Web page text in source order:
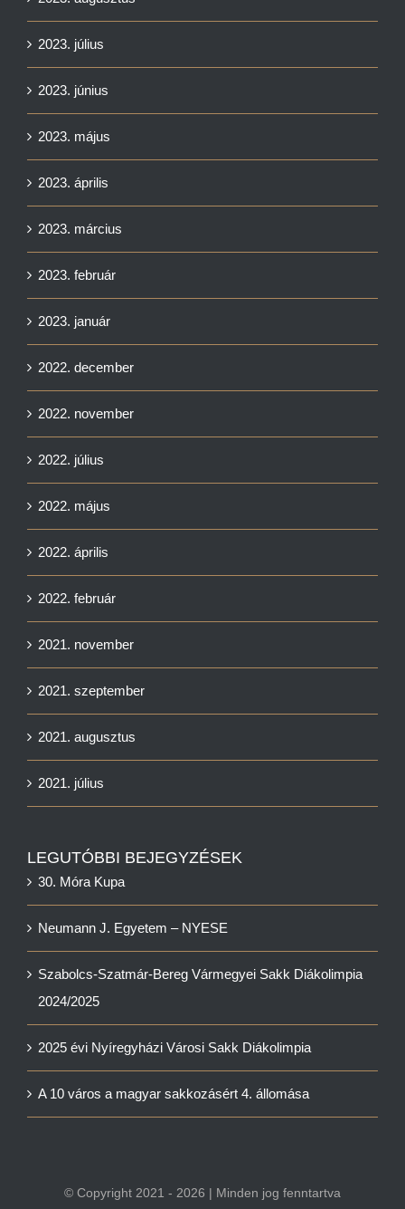
2023. július
2023. június
2023. május
2023. április
2023. március
2023. február
2023. január
2022. december
2022. november
2022. július
2022. május
2022. április
2022. február
2021. november
2021. szeptember
2021. augusztus
2021. július
LEGUTÓBBI BEJEGYZÉSEK
30. Móra Kupa
Neumann J. Egyetem – NYESE
Szabolcs-Szatmár-Bereg Vármegyei Sakk Diákolimpia
2024/2025
2025 évi Nyíregyházi Városi Sakk Diákolimpia
A 10 város a magyar sakkozásért 4. állomása
© Copyright 2021 - 2026 | Minden jog fenntartva